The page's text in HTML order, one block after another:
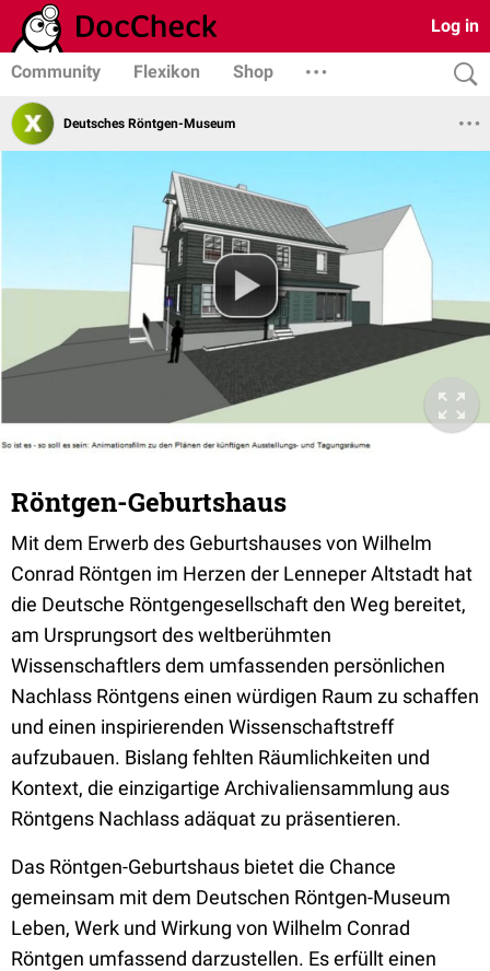
Log in
Community Flexikon Shop
Deutsches Röntgen-Museum
Röntgen-Geburtshaus
Mit dem Erwerb des Geburtshauses von Wilhelm
Conrad Röntgen im Herzen der Lenneper Altstadt hat
die Deutsche Röntgengesellschaft den Weg bereitet,
am Ursprungsort des weltberühmten
Wissenschaftlers dem umfassenden persönlichen
Nachlass Röntgens einen würdigen Raum zu schaffen
und einen inspirierenden Wissenschaftstreff
aufzubauen. Bislang fehlten Räumlichkeiten und
Kontext, die einzigartige Archivaliensammlung aus
Röntgens Nachlass adäquat zu präsentieren.
Das Röntgen-Geburtshaus bietet die Chance
gemeinsam mit dem Deutschen Röntgen-Museum
Leben, Werk und Wirkung von Wilhelm Conrad
Röntgen umfassend darzustellen. Es erfüllt einen